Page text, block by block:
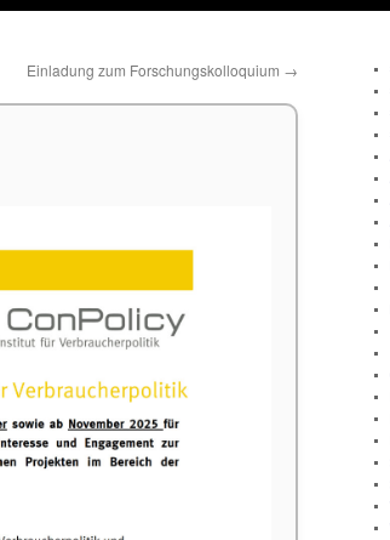
Einladung zum Forschungskolloquium →